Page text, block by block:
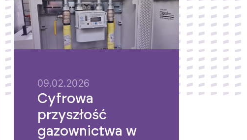
09.02.2026
Cyfrowa
przyszłość
gazownictwa w